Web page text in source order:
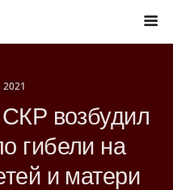
возбудил
гибели на
и матери